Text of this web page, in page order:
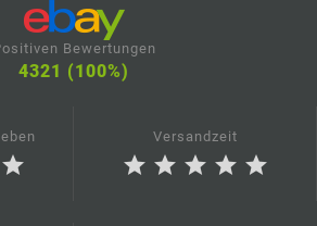
Bewertungen
4321 (100%)
star
Versandzeit
star star star star star